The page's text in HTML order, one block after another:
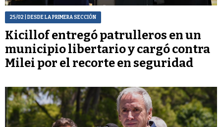
25/02 | DESDE LA PRIMERA SECCIÓN
Kicillof entregó patrulleros en un
municipio libertario y cargó contra
Milei por el recorte en seguridad